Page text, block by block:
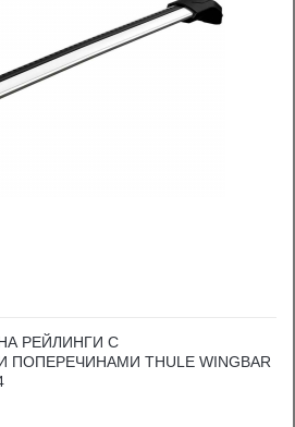
РЕЙЛИНГИ С
THULE WINGBAR